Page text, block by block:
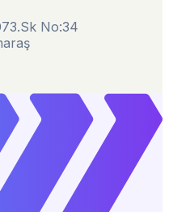
No:34